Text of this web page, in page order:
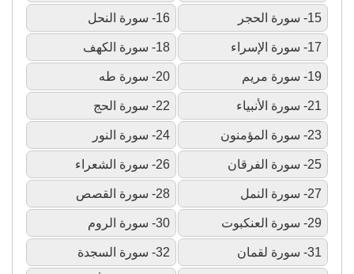
15- سورة الحجر 16- سورة النحل
17- سورة الإسراء 18- سورة الكهف
19- سورة مريم 20- سورة طه
21- سورة الأنبياء 22- سورة الحج
23- سورة المؤمنون 24- سورة النور
25- سورة الفرقان 26- سورة الشعراء
27- سورة النمل 28- سورة القصص
29- سورة العنكبوت 30- سورة الروم
31- سورة لقمان 32- سورة السجدة